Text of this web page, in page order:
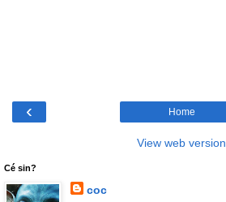
‹ Home
View web version
Cé sin?
coc